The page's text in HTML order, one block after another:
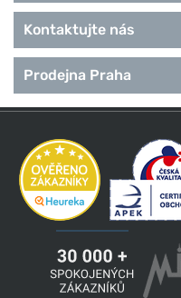
Kontaktujte nás
Prodejna Praha